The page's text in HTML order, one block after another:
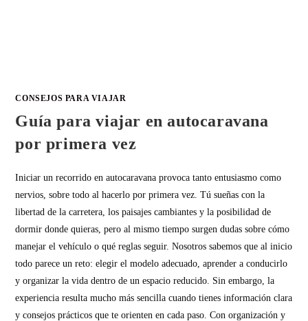
CONSEJOS PARA VIAJAR
Guía para viajar en autocaravana
por primera vez
Iniciar un recorrido en autocaravana provoca tanto entusiasmo como
nervios, sobre todo al hacerlo por primera vez. Tú sueñas con la
libertad de la carretera, los paisajes cambiantes y la posibilidad de
dormir donde quieras, pero al mismo tiempo surgen dudas sobre cómo
manejar el vehículo o qué reglas seguir. Nosotros sabemos que al inicio
todo parece un reto: elegir el modelo adecuado, aprender a conducirlo
y organizar la vida dentro de un espacio reducido. Sin embargo, la
experiencia resulta mucho más sencilla cuando tienes información clara
y consejos prácticos que te orienten en cada paso. Con organización y